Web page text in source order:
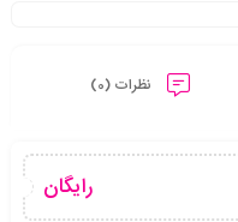
نظرات (0)
رایگان